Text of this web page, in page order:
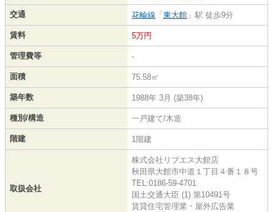
交通 花輪線 「 東大館 」駅 徒歩9分
賃料 5万円
管理費等 -
面積 75.58㎡
築年数 1988年 3月 (築38年)
種別/構造 一戸建て/木造
階建 1階建
取扱会社
株式会社リブエス大館店
秋田県大館市中道１丁目４番１８号
TEL:0186-59-4701
国土交通大臣 (1) 第10491号
賃貸住宅管理業・屋外広告業